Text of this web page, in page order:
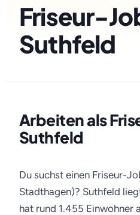
Für Bewerber
Marken
Friseur-
Suthfeld
Arbeiten als
Suthfeld
Du suchst einen Friseur-
Stadthagen)? Suthfeld
hat rund 1.455 Einwohner